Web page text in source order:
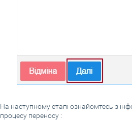
На наступному етапі ознайомтесь з
процесу переносу :